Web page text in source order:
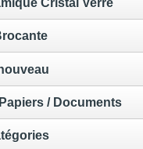
Cristal Verre
/ Documents